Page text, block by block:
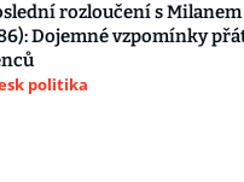
rozloučení s
Dojemné vzpomínky
politika